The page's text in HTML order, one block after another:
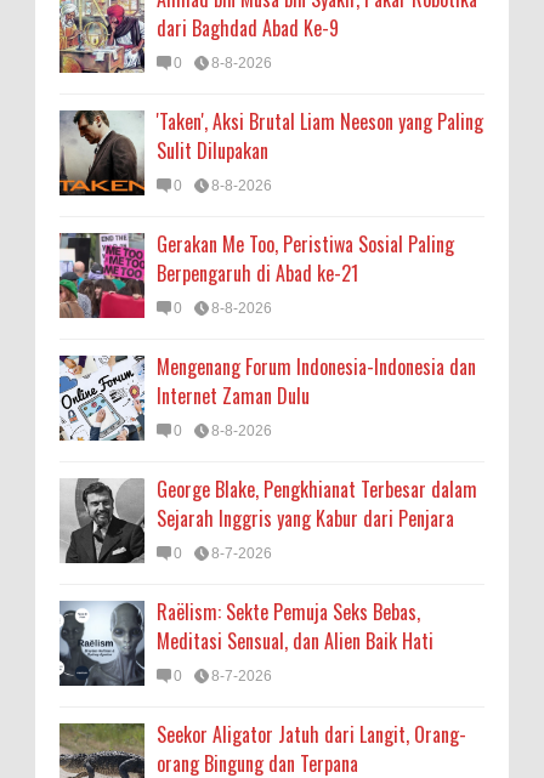
dari Baghdad Abad Ke-9
0 8-8-2026
'Taken', Aksi Brutal Liam Neeson yang Paling
Sulit Dilupakan
0 8-8-2026
Gerakan Me Too, Peristiwa Sosial Paling
Berpengaruh di Abad ke-21
0 8-8-2026
Mengenang Forum Indonesia-Indonesia dan
Internet Zaman Dulu
0 8-8-2026
George Blake, Pengkhianat Terbesar dalam
Sejarah Inggris yang Kabur dari Penjara
0 8-7-2026
Raëlism: Sekte Pemuja Seks Bebas,
Meditasi Sensual, dan Alien Baik Hati
0 8-7-2026
Seekor Aligator Jatuh dari Langit, Orang-
orang Bingung dan Terpana